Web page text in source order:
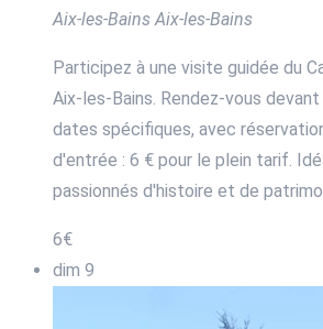
Aix-les-BainsAix-les-Bains
Participez à une visite guidée du
Aix-les-Bains. Rendez-vous
dates spécifiques, avec
d'entrée : 6 € pour le plein tarif.
passionnés d'histoire et de
6€
dim 9